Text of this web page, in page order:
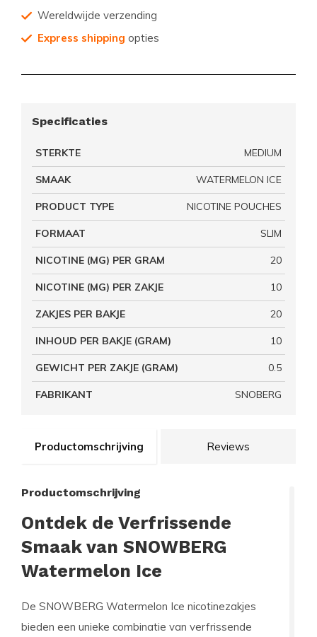
Wereldwijde verzending
Express shipping opties
Productomschrijving Reviews
Productomschrijving
Ontdek de Verfrissende
Smaak van SNOWBERG
Watermelon Ice
De SNOWBERG Watermelon Ice nicotinezakjes
bieden een unieke combinatie van verfrissende
Specificaties
STERKTE MEDIUM
SMAAK WATERMELON ICE
PRODUCT TYPE NICOTINE POUCHES
FORMAAT SLIM
NICOTINE (MG) PER GRAM 20
NICOTINE (MG) PER ZAKJE 10
ZAKJES PER BAKJE 20
INHOUD PER BAKJE (GRAM) 10
GEWICHT PER ZAKJE (GRAM) 0.5
FABRIKANT SNOBERG